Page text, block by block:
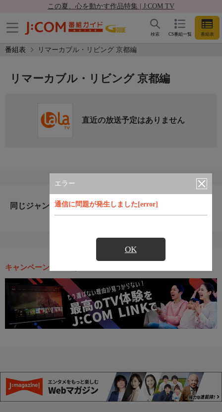
この夏、心を動かす作品特集 | J:COM TV
CS番組一覧 番組表
検索
番組表 リマーカブル・リビング 京都編
エラー
通信に問題が発生しました[error]
OK
リマーカブル・リビング 京都編
直近の放送予定はありません
同じジャンルのおすすめ番組
キャンペーン・お得な情報